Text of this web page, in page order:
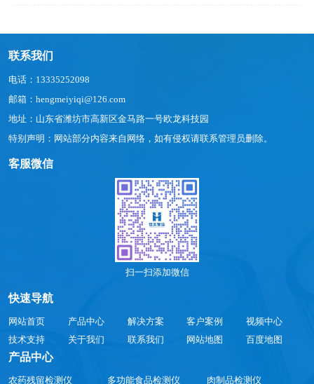
联系我们
电话：13335252098
邮箱：hengmeiyiqi@126.com
地址：山东省潍坊市高新区金马路一号欧龙科技园
特别声明：网站部分内容来自网络，如有侵权请联系管理员删除。
客服微信
扫一扫添加微信
快速导航
网站首页 产品中心 解决方案 客户案例
视频中心
技术支持
关于我们 联系我们 网站地图 百度地图
产品中心
农药残留检测仪 多功能食品检测仪 肉制品检测仪